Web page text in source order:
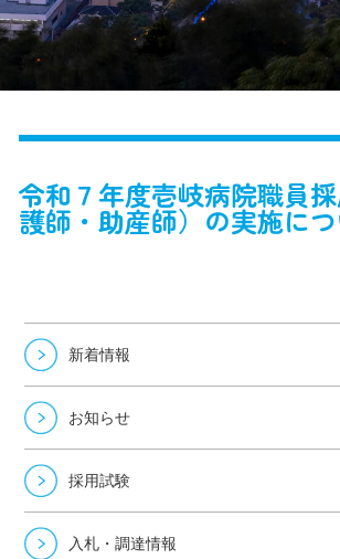
令和７年度壱岐病院職員
護師・助産師）の実施に
新着情報
お知らせ
採用試験
入札・調達情報